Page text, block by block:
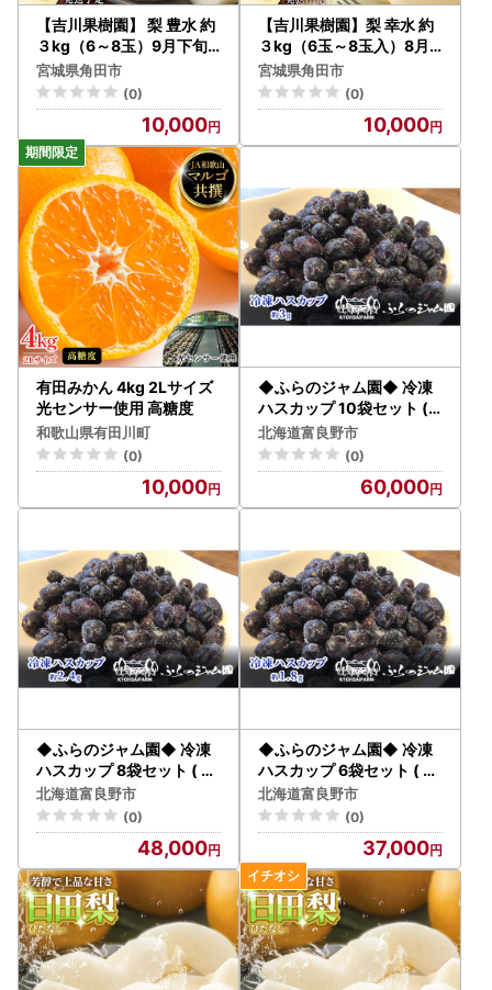
【吉川果樹園】 梨 豊水 約
３kg（6～8玉）9月下旬
～順次発送 ｜ 梨
宮城県角田市
(0)
10,000
【吉川果樹園】梨 幸水 約
３kg（6玉～8玉入）8月
下旬～順次発送｜ 梨
宮城県角田市
(0)
10,000
有田みかん 4kg 2Lサイズ
光センサー使用 高糖度
和歌山県有田川町
(0)
10,000
◆ふらのジャム園◆ 冷凍
ハスカップ 10袋セット (
果物 フルーツ 冷凍食品 新
鮮 産地直送 北海道 道産 富
良野 )
北海道富良野市
(0)
60,000
◆ふらのジャム園◆ 冷凍
ハスカップ 8袋セット ( 果
物 フルーツ 冷凍食品 新鮮
産地直送 北海道 道産 富良
野 )
北海道富良野市
(0)
48,000
◆ふらのジャム園◆ 冷凍
ハスカップ 6袋セット ( 果
物 フルーツ 冷凍食品 新鮮
産地直送 北海道 道産 富良
野 )
北海道富良野市
(0)
37,000